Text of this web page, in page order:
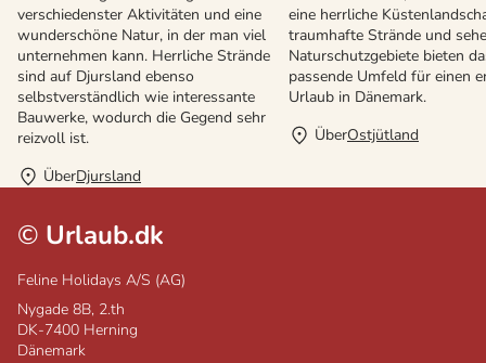
verschiedenster Aktivitäten und eine
wunderschöne Natur, in der man viel
unternehmen kann. Herrliche Strände
sind auf Djursland ebenso
selbstverständlich wie interessante
Bauwerke, wodurch die Gegend sehr
reizvoll ist.
ÜberDjursland
eine herrliche
traumhafte Strände und
Naturschutzgebiete bieten
passende Umfeld für einen
Urlaub in Dänemark.
ÜberOstjütland
© Urlaub.dk
Feline Holidays A/S (AG)
Nygade 8B, 2.th
DK-7400 Herning
Dänemark